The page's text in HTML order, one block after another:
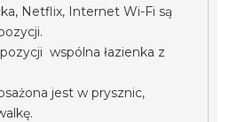
Netflix, Internet Wi-Fi są
wspólna łazienka z
jest w prysznic,